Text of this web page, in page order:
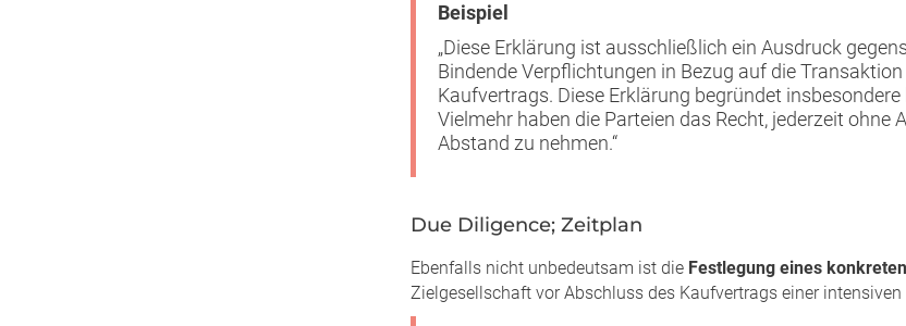
Beispiel
„Diese Erklärung ist ausschließlich ein Ausdruck
Bindende Verpflichtungen in Bezug auf die
Kaufvertrags. Diese Erklärung begründet
Vielmehr haben die Parteien das Recht, jederzeit
Abstand zu nehmen.“
Due Diligence; Zeitplan
Ebenfalls nicht unbedeutsam ist die Festlegung eines
Zielgesellschaft vor Abschluss des Kaufvertrags einer